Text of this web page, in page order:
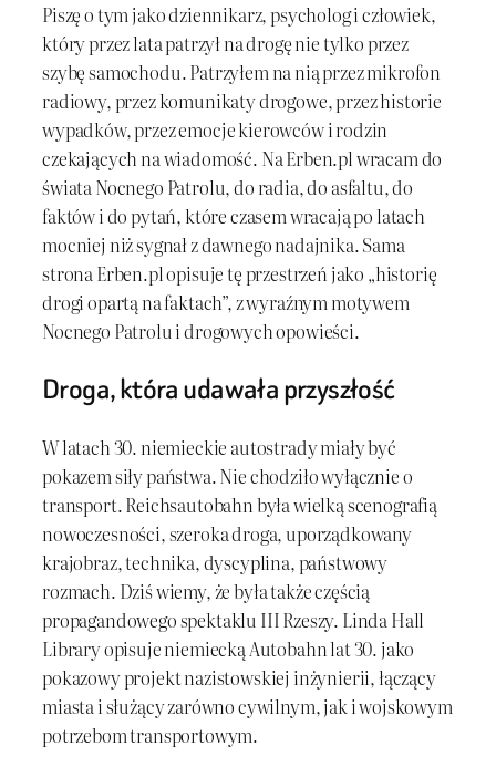
Piszę o tym jako dziennikarz, psycholog i człowiek,
który przez lata patrzył na drogę nie tylko przez
szybę samochodu. Patrzyłem na nią przez mikrofon
radiowy, przez komunikaty drogowe, przez historie
wypadków, przez emocje kierowców i rodzin
czekających na wiadomość. Na Erben.pl wracam do
świata Nocnego Patrolu, do radia, do asfaltu, do
faktów i do pytań, które czasem wracają po latach
mocniej niż sygnał z dawnego nadajnika. Sama
strona Erben.pl opisuje tę przestrzeń jako „historię
drogi opartą na faktach”, z wyraźnym motywem
Nocnego Patrolu i drogowych opowieści.
Droga, która udawała przyszłość
W latach 30. niemieckie autostrady miały być
pokazem siły państwa. Nie chodziło wyłącznie o
transport. Reichsautobahn była wielką scenografią
nowoczesności, szeroka droga, uporządkowany
krajobraz, technika, dyscyplina, państwowy
rozmach. Dziś wiemy, że była także częścią
propagandowego spektaklu III Rzeszy. Linda Hall
Library opisuje niemiecką Autobahn lat 30. jako
pokazowy projekt nazistowskiej inżynierii, łączący
miasta i służący zarówno cywilnym, jak i wojskowym
potrzebom transportowym.